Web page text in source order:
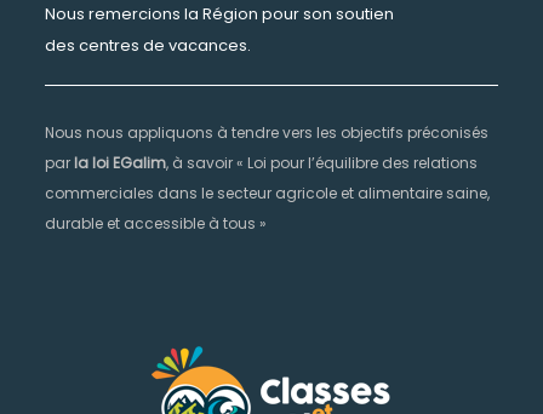
Nous remercions la Région pour son soutien
des centres de vacances.
Nous nous appliquons à tendre vers les objectifs préconisés
par la loi EGalim, à savoir « Loi pour l’équilibre des relations
commerciales dans le secteur agricole et alimentaire saine,
durable et accessible à tous »